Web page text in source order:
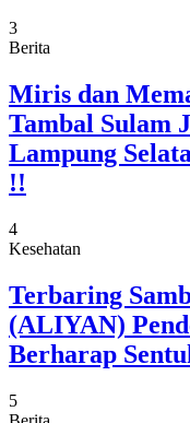
3
Berita
Miris dan
Tambal Sulam
Lampung
!!
4
Kesehatan
Terbaring
(ALIYAN)
Berharap
5